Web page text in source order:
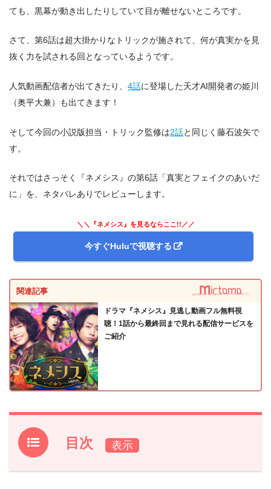
ても、黒幕が動き出したりしていて目が離せないところです。
さて、第6話は超大掛かりなトリックが施されて、何が真実かを見
抜く力を試される回となっているようです。
人気動画配信者が出てきたり、 4話に登場した天才AI開発者の姫川
（奥平大兼）も出てきます！
そして今回の小説版担当・トリック監修は2話と同じく藤石波矢で
す。
それではさっそく『ネメシス』の第6話「真実とフェイクのあいだ
に」を、ネタバレありでレビューします。
＼＼『ネメシス』を見るならここ!!／／
今すぐHuluで視聴する
関連記事
ドラマ『ネメシス』見逃し動画フル無料視
聴！1話から最終回まで見れる配信サービスを
ご紹介
目次
1.ドラマ『ネメシス』前回第5話のあらすじと振り返り